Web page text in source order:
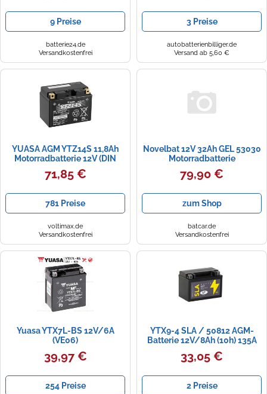
9 Preise
batterie24.de
Versandkostenfrei
3 Preise
autobatterienbilliger.de
Versand ab 5,60 €
YUASA AGM YTZ14S 11,8Ah
Motorradbatterie 12V (DIN
51101)
71,85 €
781 Preise
voltimax.de
Versandkostenfrei
Novelbat 12V 32Ah GEL 53030
Motorradbatterie
79,90 €
zum Shop
batcar.de
Versandkostenfrei
Yuasa YTX7L-BS 12V/6A
(VE06)
39,97 €
254 Preise
YTX9-4 SLA / 50812 AGM-
Batterie 12V/8Ah (10h) 135A
(EN) SOFORT einsatzbereit
33,05 €
2 Preise